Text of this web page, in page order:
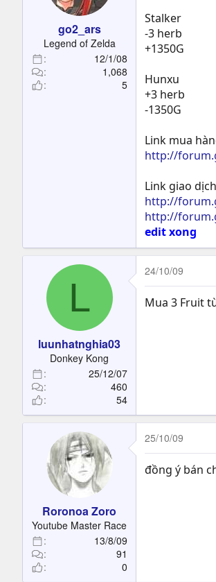
go2_ars
Legend of Zelda
12/1/08
1,068
5
Stalker
-3 herb
+1350G
Hunxu
+3 herb
-1350G
Link mua
http://
Link giao dịch
http://
http://
edit xong
L
luunhatnghia03
Donkey Kong
25/12/07
460
54
24/10/09
Mua 3 Fruit
Roronoa Zoro
Youtube Master Race
13/8/09
91
0
25/10/09
đồng ý bán